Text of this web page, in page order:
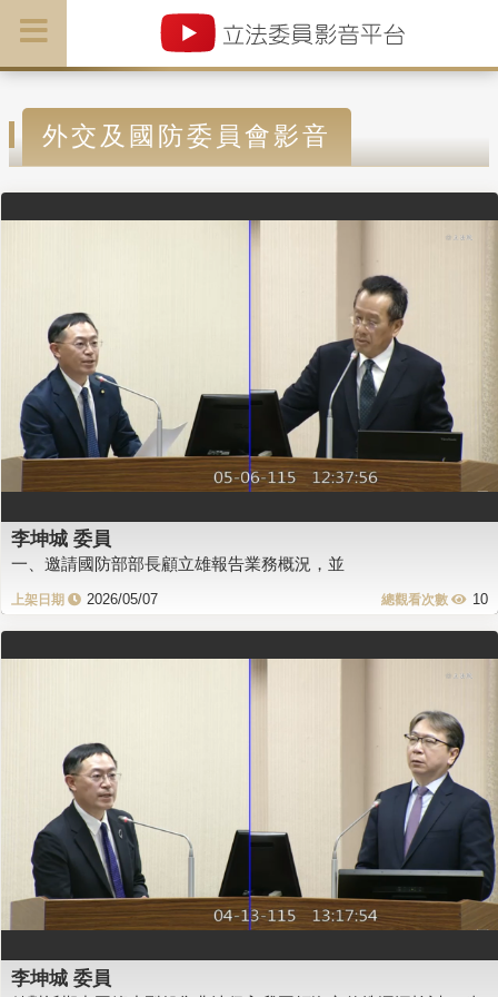
外交及國防委員會影音
李坤城 委員
一、邀請國防部部長顧立雄報告業務概況，並
2026/05/07 10
李坤城 委員